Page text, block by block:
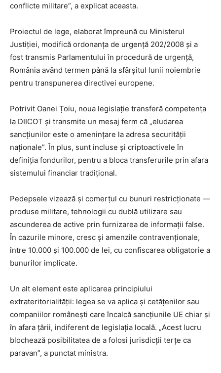
conflicte militare”, a explicat aceasta.
Proiectul de lege, elaborat împreună cu Ministerul
Justiției, modifică ordonanța de urgență 202/2008 și a
fost transmis Parlamentului în procedură de urgență,
România având termen până la sfârșitul lunii noiembrie
pentru transpunerea directivei europene.
Potrivit Oanei Țoiu, noua legislație transferă competența
la DIICOT și transmite un mesaj ferm că „eludarea
sancțiunilor este o amenințare la adresa securității
naționale”. În plus, sunt incluse și criptoactivele în
definiția fondurilor, pentru a bloca transferurile prin afara
sistemului financiar tradițional.
Pedepsele vizează și comerțul cu bunuri restricționate —
produse militare, tehnologii cu dublă utilizare sau
ascunderea de active prin furnizarea de informații false.
În cazurile minore, cresc și amenzile contravenționale,
între 10.000 și 100.000 de lei, cu confiscarea obligatorie a
bunurilor implicate.
Un alt element este aplicarea principiului
extrateritorialității: legea se va aplica și cetățenilor sau
companiilor românești care încalcă sancțiunile UE chiar și
în afara țării, indiferent de legislația locală. „Acest lucru
blochează posibilitatea de a folosi jurisdicții terțe ca
paravan”, a punctat ministra.